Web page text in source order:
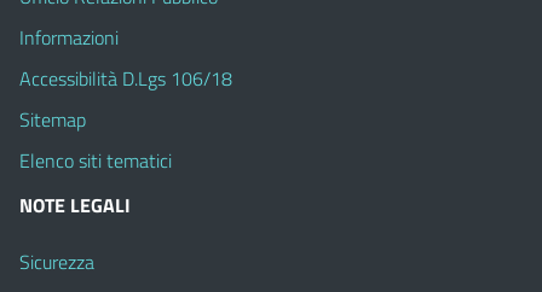
Informazioni
Accessibilità D.Lgs 106/18
Sitemap
Elenco siti tematici
NOTE LEGALI
Sicurezza